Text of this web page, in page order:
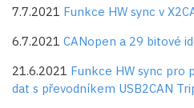
7.7.2021 Funkce HW sync v
6.7.2021 CANopen a 29 bitové
21.6.2021 Funkce HW sync pro
dat s převodníkem USB2CAN